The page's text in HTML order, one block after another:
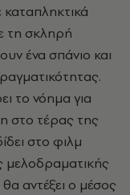
τη σκληρή
ένα σπάνιο και
το νόημα για
στο τέρας της
στο φιλμ
μελοδραματικής
αντέξει ο μέσος